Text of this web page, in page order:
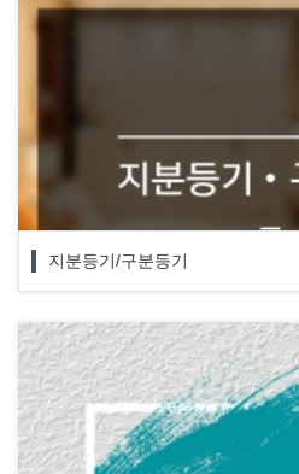
지분등기/구분등기